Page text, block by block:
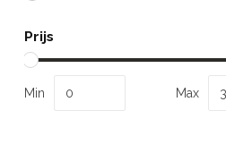
Prijs
Min Max